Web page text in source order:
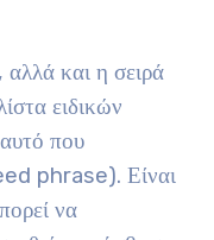
αλλά και η σειρά
ειδικών
που
phrase). Είναι
να